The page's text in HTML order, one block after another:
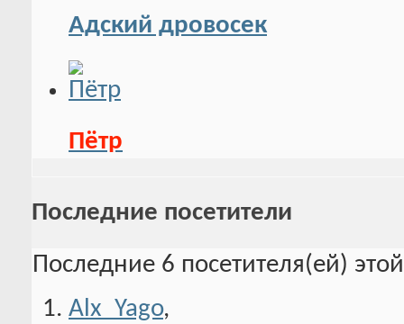
Адский дровосек
Пётр
Последние посетители
Последние 6 посетителя(ей)
Alx_Yago,